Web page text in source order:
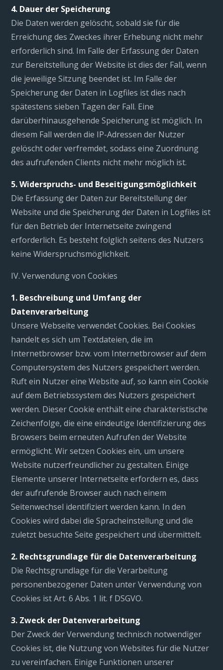
4. Dauer der Speicherung
Die Daten werden gelöscht, sobald sie für die
Erreichung des Zweckes ihrer Erhebung nicht mehr
erforderlich sind. Im Falle der Erfassung der Daten
zur Bereitstellung der Website ist dies der Fall, wenn
die jeweilige Sitzung beendet ist. Im Falle der
Speicherung der Daten in Logfiles ist dies nach
spätestens sieben Tagen der Fall. Eine
darüberhinausgehende Speicherung ist möglich. In
diesem Fall werden die IP-Adressen der Nutzer
gelöscht oder verfremdet, sodass eine Zuordnung
des aufrufenden Clients nicht mehr möglich ist.
5. Widerspruchs- und Beseitigungsmöglichkeit
Die Erfassung der Daten zur Bereitstellung der
Website und die Speicherung der Daten in Logfiles ist
für den Betrieb der Internetseite zwingend
erforderlich. Es besteht folglich seitens des Nutzers
keine Widerspruchsmöglichkeit.
IV. Verwendung von Cookies
1. Beschreibung und Umfang der
Datenverarbeitung
Unsere Webseite verwendet Cookies. Bei Cookies
handelt es sich um Textdateien, die im
Internetbrowser bzw. vom Internetbrowser auf dem
Computersystem des Nutzers gespeichert werden.
Ruft ein Nutzer eine Website auf, so kann ein Cookie
auf dem Betriebssystem des Nutzers gespeichert
werden. Dieser Cookie enthält eine charakteristische
Zeichenfolge, die eine eindeutige Identifizierung des
Browsers beim erneuten Aufrufen der Website
ermöglicht. Wir setzen Cookies ein, um unsere
Website nutzerfreundlicher zu gestalten. Einige
Elemente unserer Internetseite erfordern es, dass
der aufrufende Browser auch nach einem
Seitenwechsel identifiziert werden kann. In den
Cookies wird dabei die Spracheinstellung und die
zuletzt besuchte Seite gespeichert und übermittelt.
2. Rechtsgrundlage für die Datenverarbeitung
Die Rechtsgrundlage für die Verarbeitung
personenbezogener Daten unter Verwendung von
Cookies ist Art. 6 Abs. 1 lit. f DSGVO.
3. Zweck der Datenverarbeitung
Der Zweck der Verwendung technisch notwendiger
Cookies ist, die Nutzung von Websites für die Nutzer
zu vereinfachen. Einige Funktionen unserer